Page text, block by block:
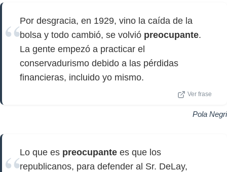
Por desgracia, en 1929, vino la caída de la
bolsa y todo cambió, se volvió preocupante.
La gente empezó a practicar el
conservadurismo debido a las pérdidas
financieras, incluido yo mismo.
Ver frase
Pola Negri
Lo que es preocupante es que los
republicanos, para defender al Sr. DeLay,